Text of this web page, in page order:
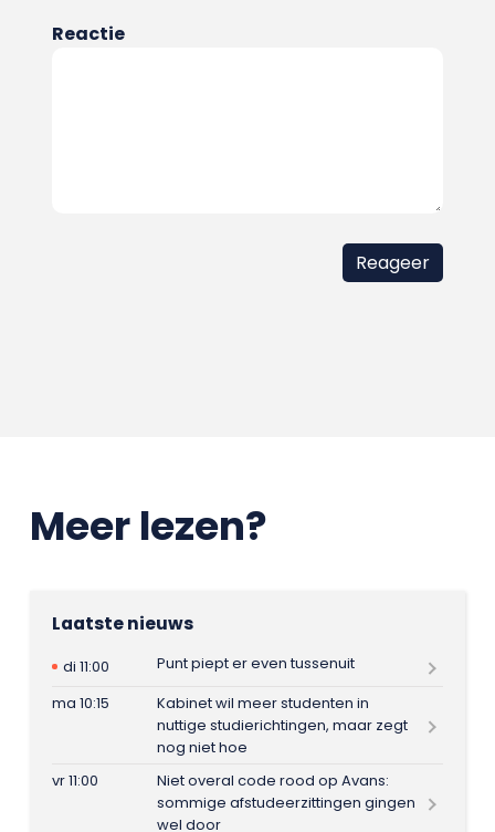
Reactie
Meer lezen?
Laatste nieuws
di 11:00
Punt piept er even tussenuit
ma 10:15
Kabinet wil meer studenten in
nuttige studierichtingen, maar zegt
nog niet hoe
vr 11:00
Niet overal code rood op Avans:
sommige afstudeerzittingen gingen
wel door